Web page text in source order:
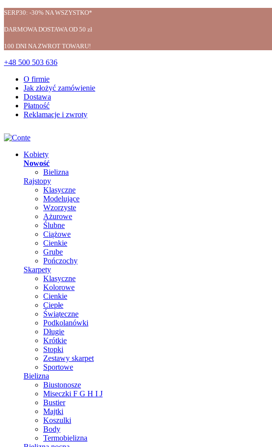
SERP30: -30% NA WSZYSTKO*
DARMOWA DOSTAWA OD 50 zł
100 DNI NA ZWROT TOWARU!
+48 500 503 636
O firmie
Jak złożyć zamówienie
Dostawa
Płatność
Reklamacje i zwroty
Kobiety
Nowość
Bielizna
Rajstopy
Klasyczne
Modelujące
Wzorzyste
Ażurowe
Ślubne
Ciążowe
Cienkie
Grube
Pończochy
Skarpety
Klasyczne
Kolorowe
Cienkie
Ciepłe
Świąteczne
Podkolanówki
Długie
Krótkie
Stopki
Zestawy skarpet
Sportowe
Bielizna
Biustonosze
Miseczki F G H I J
Bustier
Majtki
Koszulki
Body
Termobielizna